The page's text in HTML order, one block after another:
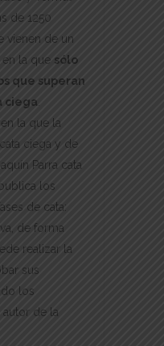
de 1250
vienen de un
la que sólo
que superan
ciega
la que la
ciega y de
Parra cata
los
de cata:
de forma
realizar la
sus
los
de la